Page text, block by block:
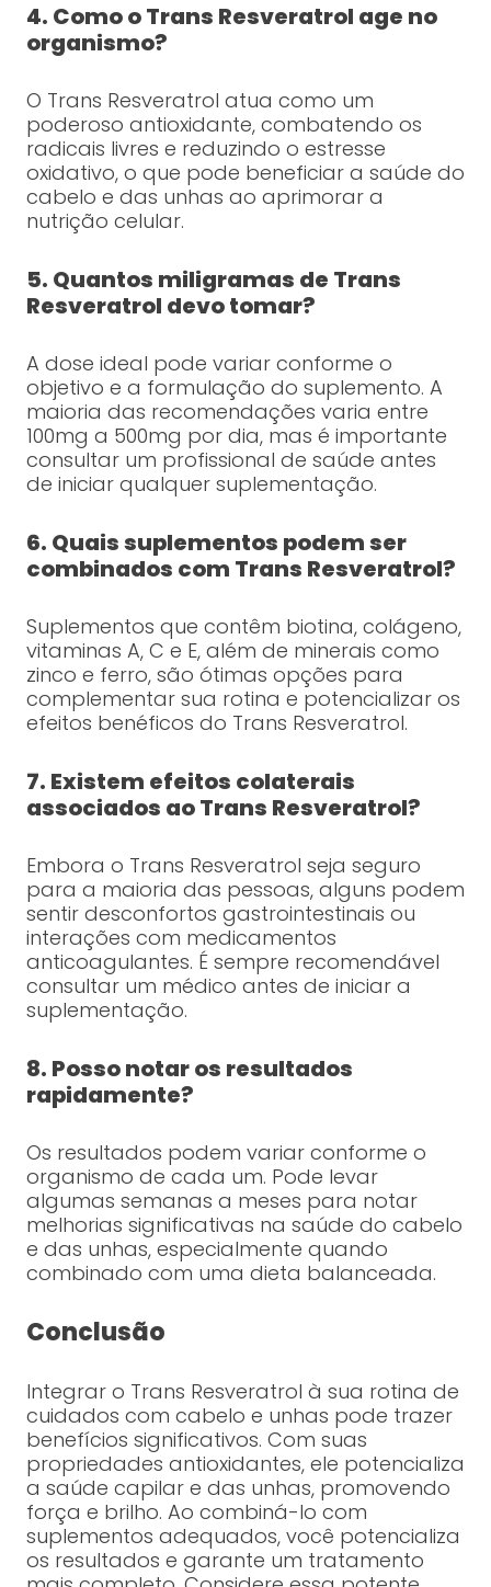
4. Como o Trans Resveratrol age no
organismo?
O Trans Resveratrol atua como um
poderoso antioxidante, combatendo os
radicais livres e reduzindo o estresse
oxidativo, o que pode beneficiar a saúde do
cabelo e das unhas ao aprimorar a
nutrição celular.
5. Quantos miligramas de Trans
Resveratrol devo tomar?
A dose ideal pode variar conforme o
objetivo e a formulação do suplemento. A
maioria das recomendações varia entre
100mg a 500mg por dia, mas é importante
consultar um profissional de saúde antes
de iniciar qualquer suplementação.
6. Quais suplementos podem ser
combinados com Trans Resveratrol?
Suplementos que contêm biotina, colágeno,
vitaminas A, C e E, além de minerais como
zinco e ferro, são ótimas opções para
complementar sua rotina e potencializar os
efeitos benéficos do Trans Resveratrol.
7. Existem efeitos colaterais
associados ao Trans Resveratrol?
Embora o Trans Resveratrol seja seguro
para a maioria das pessoas, alguns podem
sentir desconfortos gastrointestinais ou
interações com medicamentos
anticoagulantes. É sempre recomendável
consultar um médico antes de iniciar a
suplementação.
8. Posso notar os resultados
rapidamente?
Os resultados podem variar conforme o
organismo de cada um. Pode levar
algumas semanas a meses para notar
melhorias significativas na saúde do cabelo
e das unhas, especialmente quando
combinado com uma dieta balanceada.
Conclusão
Integrar o Trans Resveratrol à sua rotina de
cuidados com cabelo e unhas pode trazer
benefícios significativos. Com suas
propriedades antioxidantes, ele potencializa
a saúde capilar e das unhas, promovendo
força e brilho. Ao combiná-lo com
suplementos adequados, você potencializa
os resultados e garante um tratamento